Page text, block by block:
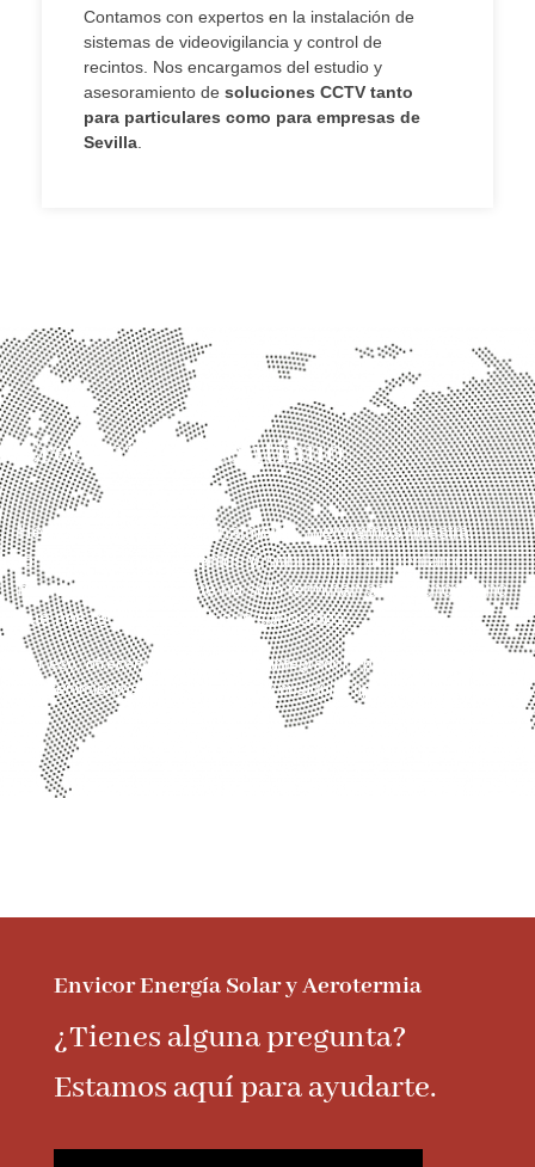
Contamos con expertos en la instalación de
sistemas de videovigilancia y control de
recintos. Nos encargamos del estudio y
asesoramiento de soluciones CCTV tanto
para particulares como para empresas de
Sevilla
Crecimiento contínuo
Hemos crecido profesionalmente, mejoramos nuestra
formación y conocimientos y, sobre todo, aumentamos el
número de clientes que no solo terminan satisfechos, sino
que nos recomiendan a sus conocidos.
Por eso, ofrecemos una solución integradora para los montajes y
mantenimientos de prácticamente cualquier tipo de necesidad..
Envicor Energía Solar y Aerotermia
¿Tienes alguna pregunta?
Estamos aquí para ayudarte.